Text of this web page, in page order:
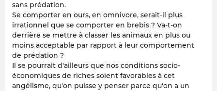
sans prédation.
Se comporter en ours, en omnivore, serait-il plus
irrationnel que se comporter en brebis ? Va-t-on
derrière se mettre à classer les animaux en plus ou
moins acceptable par rapport à leur comportement
de prédation ?
Il se pourrait d'ailleurs que nos conditions socio-
économiques de riches soient favorables à cet
angélisme, qu'on puisse y penser parce qu'on a un